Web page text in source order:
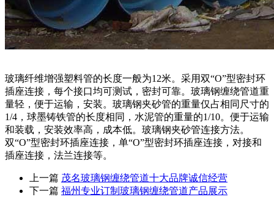
玻璃纤维增强塑料管的长度一般为12米。采用双“O”型密封环
插座连接，每个接口均可测试，密封可靠。玻璃钢缠绕管道重
量轻，便于运输，安装。玻璃钢夹砂管的重量仅占相同尺寸的
1/4，球墨铸铁管的长度相同，水泥管的重量的1/10。便于运输
和装载，安装效率高，成本低。玻璃钢夹砂管连接方法。
双“O”型密封环插座连接，单“O”型密封环插座连接，对接和
插座连接，法兰连接等。
上一篇 茂名玻璃钢缠绕管道十大品牌诚信经营
下一篇 福州专业订制玻璃钢缠绕管道产品展示